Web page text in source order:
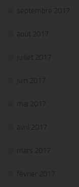
septembre 2017
août 2017
juillet 2017
juin 2017
mai 2017
avril 2017
mars 2017
février 2017